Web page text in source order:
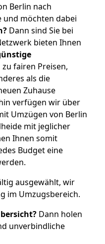
Berlin nach
und möchten dabei
Dann sind Sie bei
bieten Ihnen
zu fairen Preisen,
als die
Zuhause
verfügen wir über
Umzügen von Berlin
mit jeglicher
Ihnen somit
Budget eine
ausgewählt, wir
im Umzugsbereich.
Dann holen
unverbindliche